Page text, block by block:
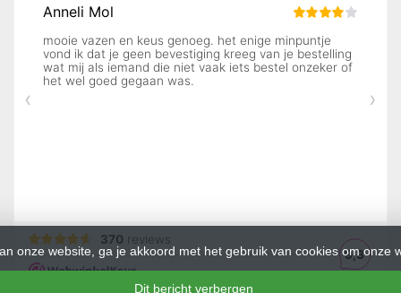
onze website, ga je akkoord met het gebruik van cookies om onze
Dit bericht verbergen